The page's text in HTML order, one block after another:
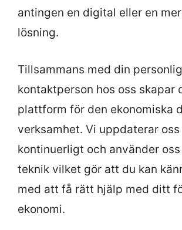
antingen en digital eller en
lösning.
Tillsammans med din
kontaktperson hos oss skapar
plattform för den ekonomiska
verksamhet. Vi uppdaterar oss
kontinuerligt och använder
teknik vilket gör att du kan
med att få rätt hjälp med ditt
ekonomi.